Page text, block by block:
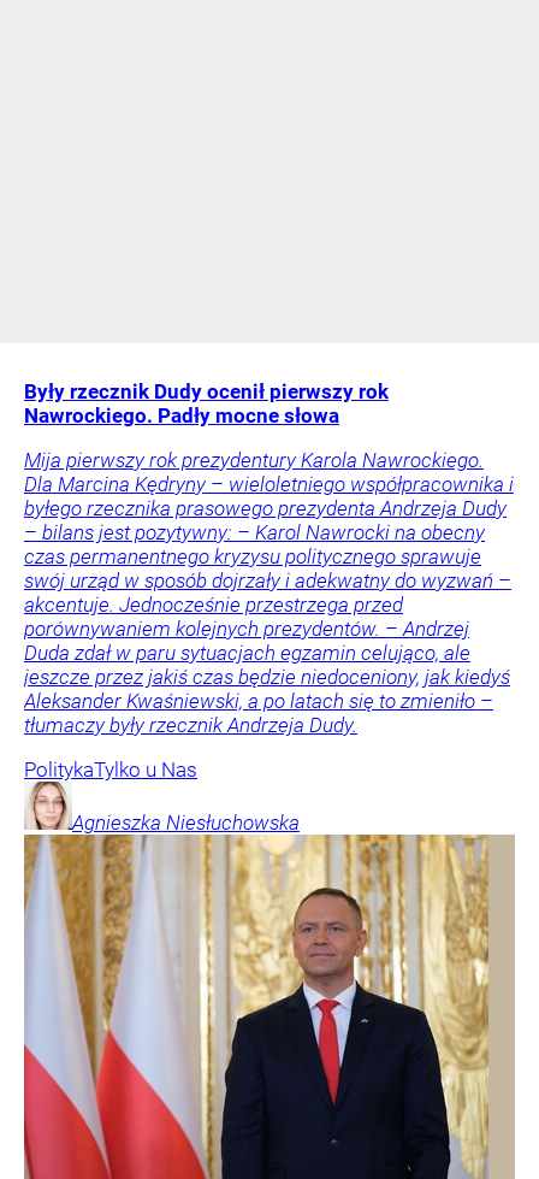
Były rzecznik Dudy ocenił pierwszy rok
Nawrockiego. Padły mocne słowa
Mija pierwszy rok prezydentury Karola Nawrockiego.
Dla Marcina Kędryny – wieloletniego współpracownika i
byłego rzecznika prasowego prezydenta Andrzeja Dudy
– bilans jest pozytywny: – Karol Nawrocki na obecny
czas permanentnego kryzysu politycznego sprawuje
swój urząd w sposób dojrzały i adekwatny do wyzwań –
akcentuje. Jednocześnie przestrzega przed
porównywaniem kolejnych prezydentów. – Andrzej
Duda zdał w paru sytuacjach egzamin celująco, ale
jeszcze przez jakiś czas będzie niedoceniony, jak kiedyś
Aleksander Kwaśniewski, a po latach się to zmieniło –
tłumaczy były rzecznik Andrzeja Dudy.
PolitykaTylko u Nas
Agnieszka Niesłuchowska